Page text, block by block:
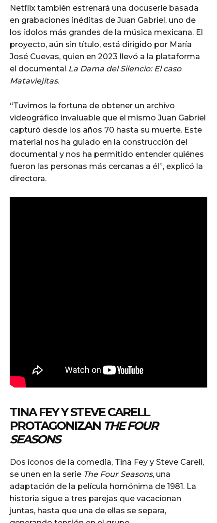
Netflix también estrenará una docuserie basada
en grabaciones inéditas de Juan Gabriel, uno de
los ídolos más grandes de la música mexicana. El
proyecto, aún sin título, está dirigido por María
José Cuevas, quien en 2023 llevó a la plataforma
el documental La Dama del Silencio: El caso
Mataviejitas.
“Tuvimos la fortuna de obtener un archivo
videográfico invaluable que el mismo Juan Gabriel
capturó desde los años 70 hasta su muerte. Este
material nos ha guiado en la construcción del
documental y nos ha permitido entender quiénes
fueron las personas más cercanas a él”, explicó la
directora.
TINA FEY Y STEVE CARELL
PROTAGONIZAN THE FOUR
SEASONS
Dos íconos de la comedia, Tina Fey y Steve Carell,
se unen en la serie The Four Seasons, una
adaptación de la película homónima de 1981. La
historia sigue a tres parejas que vacacionan
juntas, hasta que una de ellas se separa,